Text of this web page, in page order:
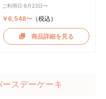
ご利用日:8月23日〜
￥6,548〜 （税込）
商品詳細を見る
スデーケーキ